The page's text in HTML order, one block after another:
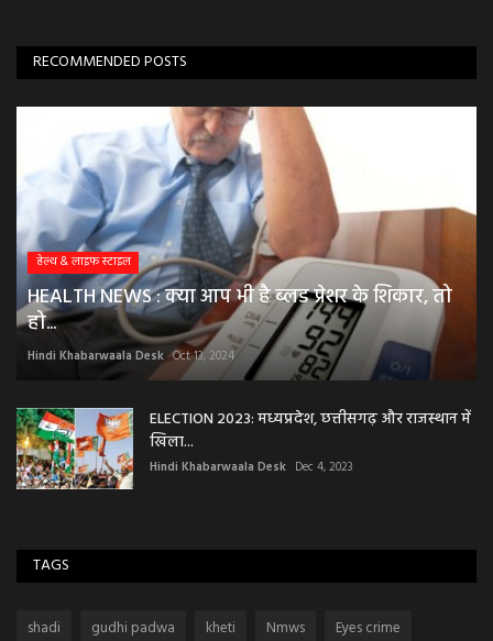
RECOMMENDED POSTS
हेल्थ & लाइफ स्टाइल
HEALTH NEWS : क्या आप भी है ब्लड प्रेशर के शिकार, तो
हो...
Hindi Khabarwaala Desk Oct 13, 2024
ELECTION 2023: मध्यप्रदेश, छत्तीसगढ़ और राजस्थान में
खिला...
Hindi Khabarwaala Desk Dec 4, 2023
TAGS
shadi gudhi padwa kheti Nmws
Eyes crime